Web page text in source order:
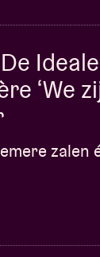
Bertels
Het Zesde
de
op zijn beurt is
klap op de
Ideale
‘We
zalen